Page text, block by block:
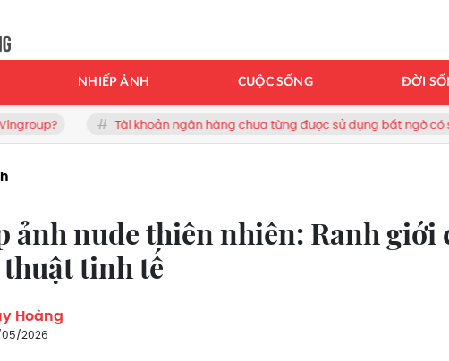
NHIẾP ẢNH CUỘC SỐNG ĐỜI
ngân hàng chưa từng được sử dụng bất ngờ có số dư 100 triệu đồng
ảnh nude thiên nhiên: Ranh giới
tinh tế
Hoàng
2026